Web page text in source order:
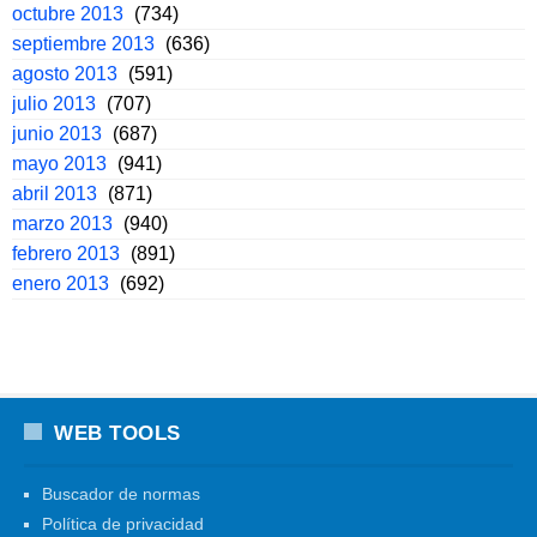
octubre 2013 (734)
septiembre 2013 (636)
agosto 2013 (591)
julio 2013 (707)
junio 2013 (687)
mayo 2013 (941)
abril 2013 (871)
marzo 2013 (940)
febrero 2013 (891)
enero 2013 (692)
WEB TOOLS
Buscador de normas
Política de privacidad